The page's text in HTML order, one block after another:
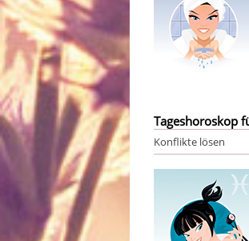
Tageshoroskop
Konflikte lösen